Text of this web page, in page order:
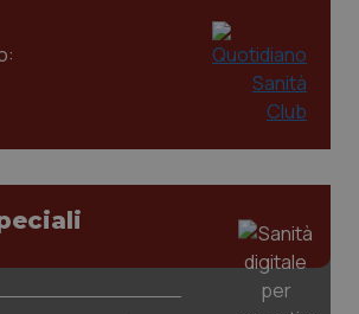
.quotidianosanita.it